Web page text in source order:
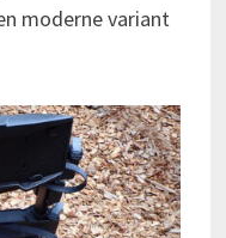
moderne variant